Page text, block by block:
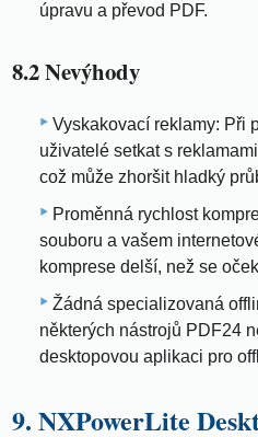
úpravu a převod PDF.
8.2 Nevýhody
Vyskakovací reklamy: Při
uživatelé setkat s
což může zhoršit hladký
Proměnná rychlost
souboru a vašem
komprese delší, než se
Žádná specializovaná
některých nástrojů PDF24
desktopovou aplikaci pro
9. NXPowerLite